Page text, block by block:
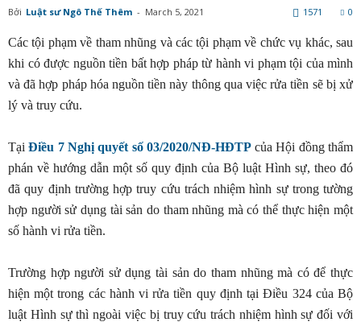
Bởi Luật sư Ngô Thế Thêm - March 5, 2021 0
1571
Các tội phạm về tham nhũng và các tội phạm về chức vụ khác, sau
khi có được nguồn tiền bất hợp pháp từ hành vi phạm tội của mình
và đã hợp pháp hóa nguồn tiền này thông qua việc rửa tiền sẽ bị xử
lý và truy cứu.
TạiĐiều 7 Nghị quyết số 03/2020/NĐ-HĐTPcủa Hội đồng thẩm
phán về hướng dẫn một số quy định của Bộ luật Hình sự, theo đó
đã quy định trường hợp truy cứu trách nhiệm hình sự trong tường
hợp người sử dụng tài sản do tham nhũng mà có thể thực hiện một
số hành vi rửa tiền.
Trường hợp người sử dụng tài sản do tham nhũng mà có để thực
hiện một trong các hành vi rửa tiền quy định tại Điều 324 của Bộ
luật Hình sự thì ngoài việc bị truy cứu trách nhiệm hình sự đối với